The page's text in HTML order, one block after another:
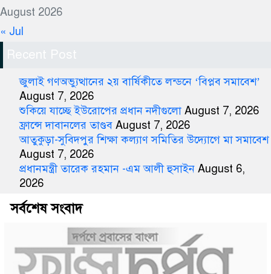
August 2026
« Jul
Recent Post
জুলাই গণঅভ্যুত্থানের ২য় বার্ষিকীতে লন্ডনে ‘বিপ্লব সমাবেশ’
August 7, 2026
শুকিয়ে যাচ্ছে ইউরোপের প্রধান নদীগুলো August 7, 2026
ফ্রান্সে দাবানলের তাণ্ডব August 7, 2026
আতুকুড়া-সুবিদপুর শিক্ষা কল্যাণ সমিতির উদ্যোগে মা সমাবেশ
August 7, 2026
প্রধানমন্ত্রী তারেক রহমান -এম আলী হুসাইন August 6,
2026
সর্বশেষ সংবাদ